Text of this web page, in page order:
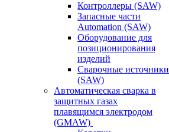
Контроллеры (SAW)
Запасные части
Automation (SAW)
Оборудование для
позиционирования
изделий
Сварочные источники
(SAW)
Автоматическая сварка в
защитных газах
плавящимся электродом
(GMAW)